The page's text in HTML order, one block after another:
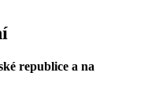
republice a na